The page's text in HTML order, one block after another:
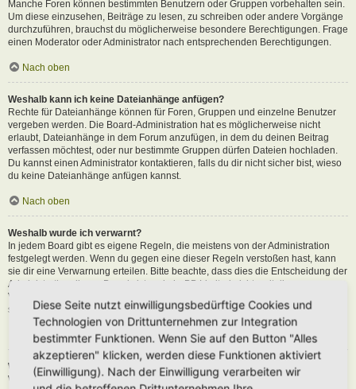
Manche Foren können bestimmten Benutzern oder Gruppen vorbehalten sein.
Um diese einzusehen, Beiträge zu lesen, zu schreiben oder andere Vorgänge
durchzuführen, brauchst du möglicherweise besondere Berechtigungen. Frage
einen Moderator oder Administrator nach entsprechenden Berechtigungen.
Nach oben
Weshalb kann ich keine Dateianhänge anfügen?
Rechte für Dateianhänge können für Foren, Gruppen und einzelne Benutzer
vergeben werden. Die Board-Administration hat es möglicherweise nicht
erlaubt, Dateianhänge in dem Forum anzufügen, in dem du deinen Beitrag
verfassen möchtest, oder nur bestimmte Gruppen dürfen Dateien hochladen.
Du kannst einen Administrator kontaktieren, falls du dir nicht sicher bist, wieso
du keine Dateianhänge anfügen kannst.
Nach oben
Weshalb wurde ich verwarnt?
In jedem Board gibt es eigene Regeln, die meistens von der Administration
festgelegt werden. Wenn du gegen eine dieser Regeln verstoßen hast, kann
sie dir eine Verwarnung erteilen. Bitte beachte, dass dies die Entscheidung der
Administration dieses Boards ist und phpBB Limited nichts mit dieser
Verwarnung zu tun hat. Kontaktiere einen Administrator, sofern du die nicht
sicher bist, wieso du verwarnt wurdest.
Nach oben
Wie kann ich Beiträge den Moderatoren melden?
Wenn ein Administrator die entsprechenden Berechtigungen vergeben hat,
Diese Seite nutzt einwilligungsbedürftige Cookies und
Technologien von Drittunternehmen zur Integration
bestimmter Funktionen. Wenn Sie auf den Button "Alles
akzeptieren" klicken, werden diese Funktionen aktiviert
(Einwilligung). Nach der Einwilligung verarbeiten wir